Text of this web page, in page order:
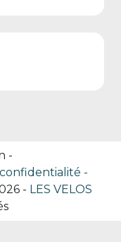
-
- LES VELOS